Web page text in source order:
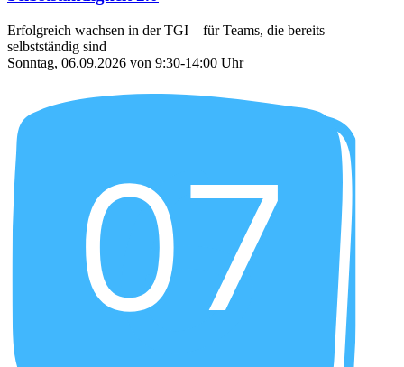
Erfolgreich wachsen in der TGI – für Teams, die bereits
selbstständig sind
Sonntag, 06.09.2026 von 9:30-14:00 Uhr